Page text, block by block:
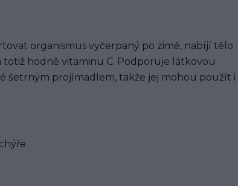
organismus vyčerpaný po zimě, nabíjí tělo
hodně vitaminu C. Podporuje látkovou
šetrným projímadlem, takže jej mohou použít i